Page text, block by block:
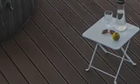
Trusted Shops
4,81/ 5
25.956 Bewertungen